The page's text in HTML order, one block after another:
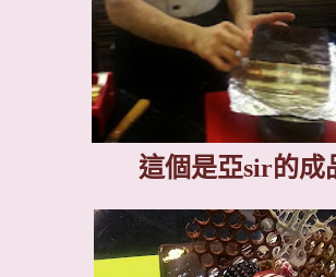
這個是亞sir的成